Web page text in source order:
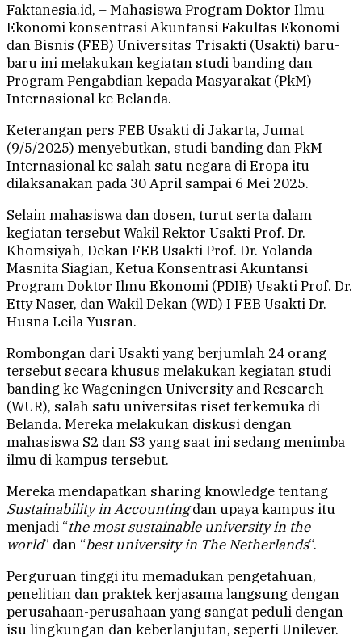
Faktanesia.id, – Mahasiswa Program Doktor Ilmu
Ekonomi konsentrasi Akuntansi Fakultas Ekonomi
dan Bisnis (FEB) Universitas Trisakti (Usakti) baru-
baru ini melakukan kegiatan studi banding dan
Program Pengabdian kepada Masyarakat (PkM)
Internasional ke Belanda.
Keterangan pers FEB Usakti di Jakarta, Jumat
(9/5/2025) menyebutkan, studi banding dan PkM
Internasional ke salah satu negara di Eropa itu
dilaksanakan pada 30 April sampai 6 Mei 2025.
Selain mahasiswa dan dosen, turut serta dalam
kegiatan tersebut Wakil Rektor Usakti Prof. Dr.
Khomsiyah, Dekan FEB Usakti Prof. Dr. Yolanda
Masnita Siagian, Ketua Konsentrasi Akuntansi
Program Doktor Ilmu Ekonomi (PDIE) Usakti Prof. Dr.
Etty Naser, dan Wakil Dekan (WD) I FEB Usakti Dr.
Husna Leila Yusran.
Rombongan dari Usakti yang berjumlah 24 orang
tersebut secara khusus melakukan kegiatan studi
banding ke Wageningen University and Research
(WUR), salah satu universitas riset terkemuka di
Belanda. Mereka melakukan diskusi dengan
mahasiswa S2 dan S3 yang saat ini sedang menimba
ilmu di kampus tersebut.
Mereka mendapatkan sharing knowledge tentang
Sustainability in Accountingdan upaya kampus itu
menjadi “the most sustainable university in the
world” dan “best university in The Netherlands“.
Perguruan tinggi itu memadukan pengetahuan,
penelitian dan praktek kerjasama langsung dengan
perusahaan-perusahaan yang sangat peduli dengan
isu lingkungan dan keberlanjutan, seperti Unilever.